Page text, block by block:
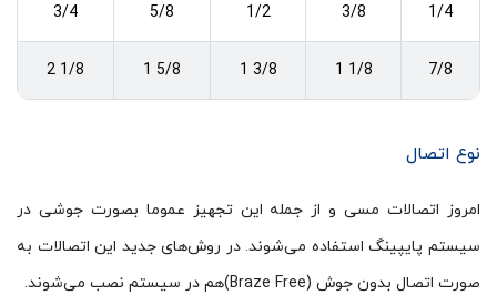
1/4
3/8
1/2
5/8
3/4
7/8
1/8 1
3/8 1
5/8 1
1/8 2
نوع اتصال
امروز اتصالات مسی و از جمله این تجهیز عموما بصورت جوشی در
سیستم پایپینگ استفاده می‌شوند. در روش‌های جدید این اتصالات به
صورت اتصال بدون جوش (Braze Free)هم در سیستم نصب می‌شوند.